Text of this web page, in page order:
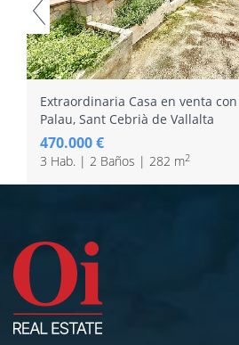
Extraordinaria Casa en venta
Palau, Sant Cebrià de Vallalta
470.000 €
3 Hab. | 2 Baños | 282 m2